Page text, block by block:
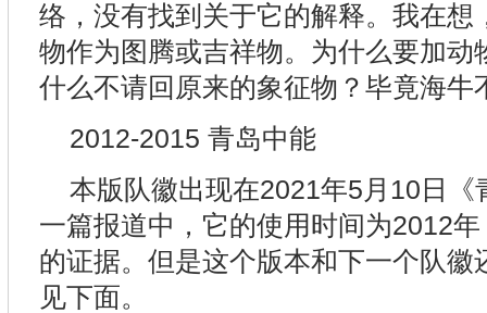
络，没有找到关于它的解释。我在想
物作为图腾或吉祥物。为什么要加动
什么不请回原来的象征物？毕竟海牛
2012-2015 青岛中能
本版队徽出现在2021年5月10日《
一篇报道中，它的使用时间为2012
的证据。但是这个版本和下一个队徽
见下面。